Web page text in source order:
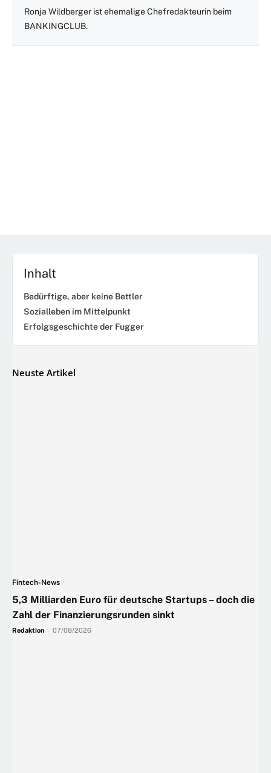
Ronja Wildberger ist ehemalige Chefredakteurin beim
BANKINGCLUB.
Inhalt
Bedürftige, aber keine Bettler
Sozialleben im Mittelpunkt
Erfolgsgeschichte der Fugger
Neuste Artikel
Fintech-News
5,3 Milliarden Euro für deutsche Startups – doch die
Zahl der Finanzierungsrunden sinkt
Redaktion 07/08/2026